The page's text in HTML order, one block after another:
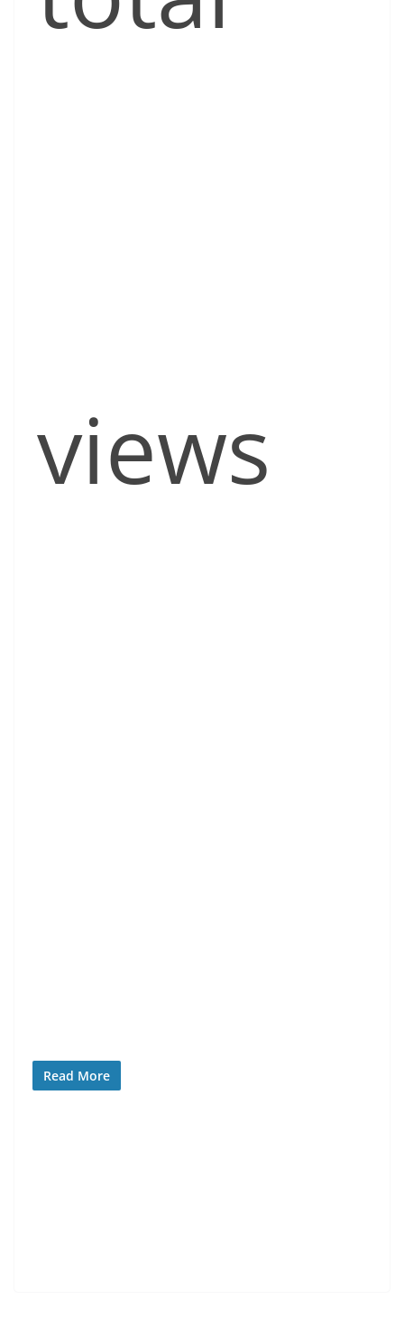
views
Read More